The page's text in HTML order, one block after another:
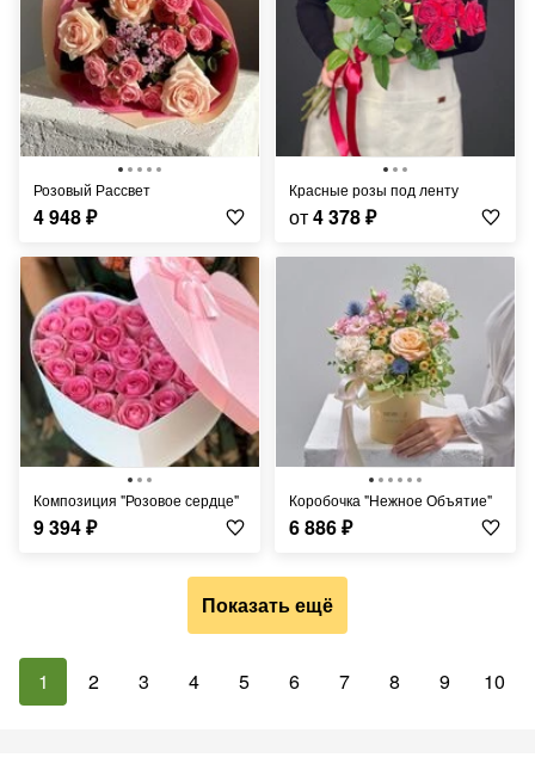
Розовый Рассвет
4 948₽
Красные розы под ленту
от4 378₽
Композиция "Розовое сердце"
9 394₽
Коробочка "Нежное Объятие"
6 886₽
Показать ещё
1 2 3 4 5 6 7 8 9 10